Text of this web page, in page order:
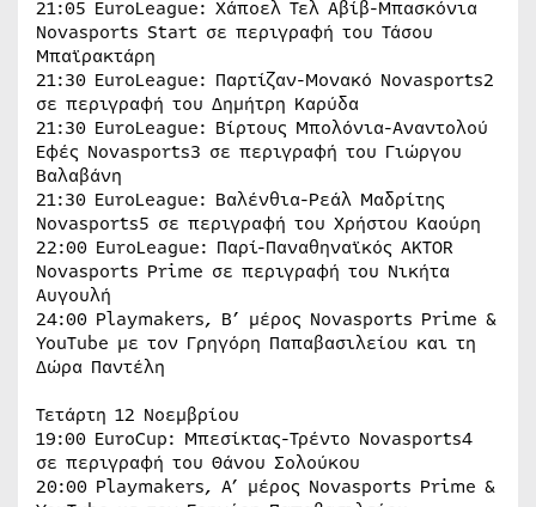
21:05 EuroLeague: Χάποελ Τελ Αβίβ-Μπασκόνια
Novasports Start σε περιγραφή του Τάσου
Μπαϊρακτάρη
21:30 EuroLeague: Παρτίζαν-Μονακό Novasports2
σε περιγραφή του Δημήτρη Καρύδα
21:30 EuroLeague: Βίρτους Μπολόνια-Αναντολού
Εφές Novasports3 σε περιγραφή του Γιώργου
Βαλαβάνη
21:30 EuroLeague: Βαλένθια-Ρεάλ Μαδρίτης
Novasports5 σε περιγραφή του Χρήστου Καούρη
22:00 EuroLeague: Παρί-Παναθηναϊκός AKTOR
Novasports Prime σε περιγραφή του Νικήτα
Αυγουλή
24:00 Playmakers, B’ μέρος Novasports Prime &
YouTube με τον Γρηγόρη Παπαβασιλείου και τη
Δώρα Παντέλη
Τετάρτη 12 Νοεμβρίου
19:00 EuroCup: Μπεσίκτας-Τρέντο Novasports4
σε περιγραφή του Θάνου Σολούκου
20:00 Playmakers, Α’ μέρος Novasports Prime &